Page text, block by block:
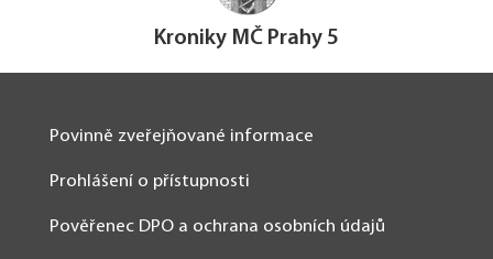
Kroniky MČ Prahy 5
Povinně zveřejňované informace
Prohlášení o přístupnosti
Pověřenec DPO a ochrana osobních údajů